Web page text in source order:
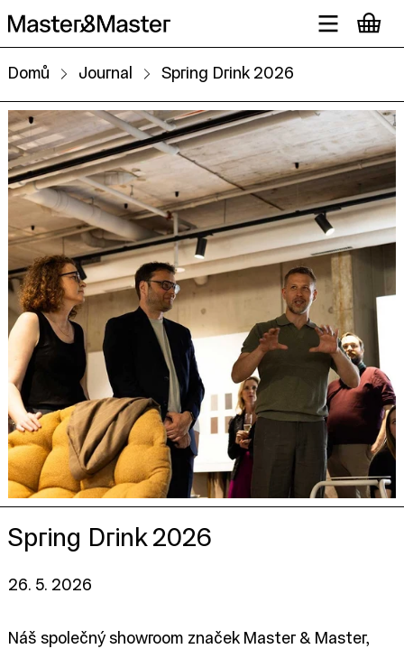
Domů Journal Spring Drink 2026
Spring Drink 2026
26. 5. 2026
Náš společný showroom značek Master & Master,